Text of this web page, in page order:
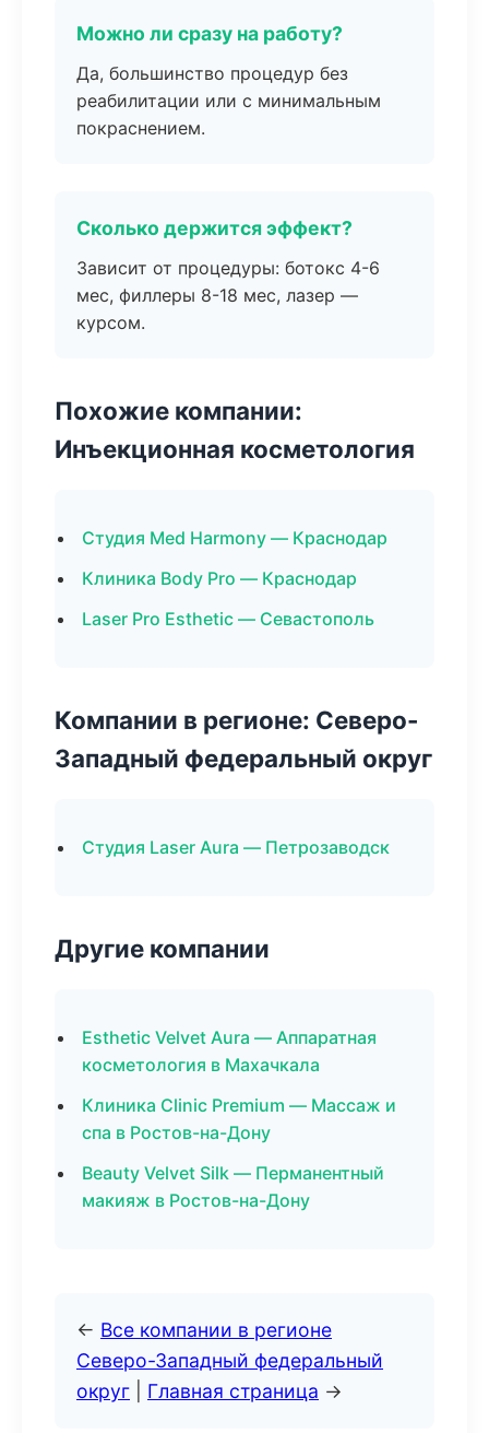
Можно ли сразу на работу?
Да, большинство процедур без
реабилитации или с минимальным
покраснением.
Сколько держится эффект?
Зависит от процедуры: ботокс 4-6
мес, филлеры 8-18 мес, лазер —
курсом.
Похожие компании:
Инъекционная косметология
Студия Med Harmony — Краснодар
Клиника Body Pro — Краснодар
Laser Pro Esthetic — Севастополь
Компании в регионе: Северо-
Западный федеральный округ
Студия Laser Aura — Петрозаводск
Другие компании
Esthetic Velvet Aura — Аппаратная
косметология в Махачкала
Клиника Clinic Premium — Массаж и
спа в Ростов-на-Дону
Beauty Velvet Silk — Перманентный
макияж в Ростов-на-Дону
← Все компании в регионе
Северо-Западный федеральный
округ
Главная страница →